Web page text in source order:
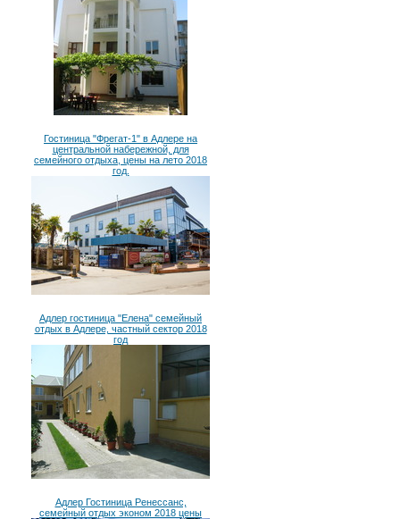
Гостиница "Фрегат-1" в Адлере на
центральной набережной, для
семейного отдыха, цены на лето 2018
год.
Адлер гостиница "Елена" семейный
отдых в Адлере, частный сектор 2018
год
Адлер Гостиница Ренессанс,
семейный отдых эконом 2018 цены